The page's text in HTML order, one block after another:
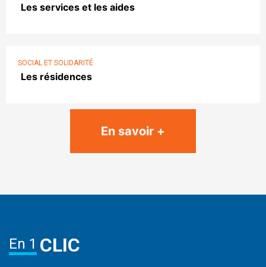
Les services et les aides
SOCIAL ET SOLIDARITÉ
Les résidences
En savoir +
En 1 CLIC